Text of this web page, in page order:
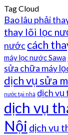
Tag Cloud
Bao lâu phải
thay lõi lọc
nước cách
máy lọc nước Sawa
sửa chữa máy
dịch vụ sửa
nước tại nhà dịch vụ
dịch vụ
Nội dịch vụ